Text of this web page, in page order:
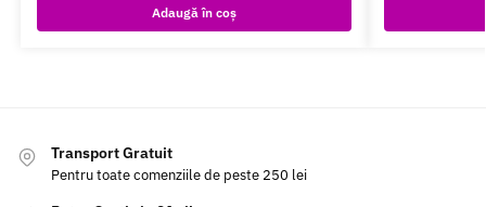
Adaugă în coș
Transport Gratuit
Pentru toate comenziile de peste 250 lei